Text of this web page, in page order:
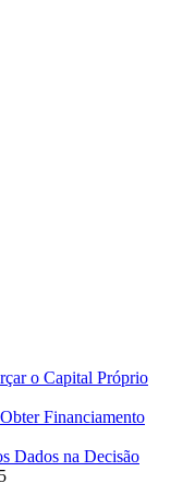
o Capital Próprio
Financiamento
Dados na Decisão